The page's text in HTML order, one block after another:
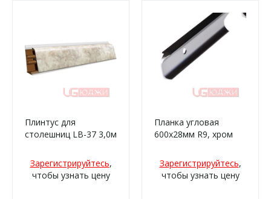
Плинтус для
столешниц LB-37 3,0м
bezowy (426к,
731г/332)
Зарегистрируйтесь,
чтобы узнать цену
Планка угловая
600х28мм R9, хром
Зарегистрируйтесь,
чтобы узнать цену